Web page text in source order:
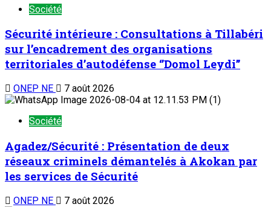
Société
Sécurité intérieure : Consultations à Tillabéri
sur l’encadrement des organisations
territoriales d’autodéfense ‘’Domol Leydi’’
ONEP NE 7 août 2026
Société
Agadez/Sécurité : Présentation de deux
réseaux criminels démantelés à Akokan par
les services de Sécurité
ONEP NE 7 août 2026